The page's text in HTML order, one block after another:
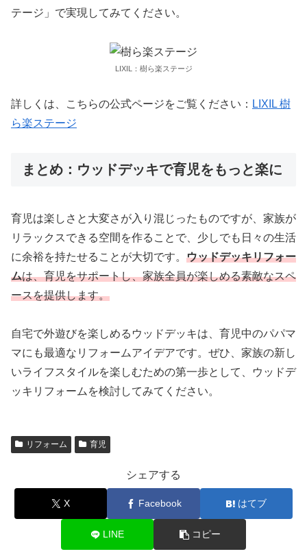
テージ」で実現してみてください。
LIXIL：樹ら楽ステージ
詳しくは、こちらの公式ページをご覧ください： LIXIL 樹
ら楽ステージ
まとめ：ウッドデッキで育児をもっと楽に
育児は楽しさと大変さが入り混じったものですが、家族が
リラックスできる空間を作ることで、少しでも日々の生活
に余裕を持たせることが大切です。 ウッドデッキリフォー
ムは、育児をサポートし、家族全員が楽しめる素敵なスペ
ースを提供します。
自宅で外遊びを楽しめるウッドデッキは、育児中のパパマ
マにも最適なリフォームアイデアです。ぜひ、家族の新し
いライフスタイルを楽しむための第一歩として、ウッドデ
ッキリフォームを検討してみてください。
リフォーム 育児
シェアする
X Facebook はてブ
LINE コピー